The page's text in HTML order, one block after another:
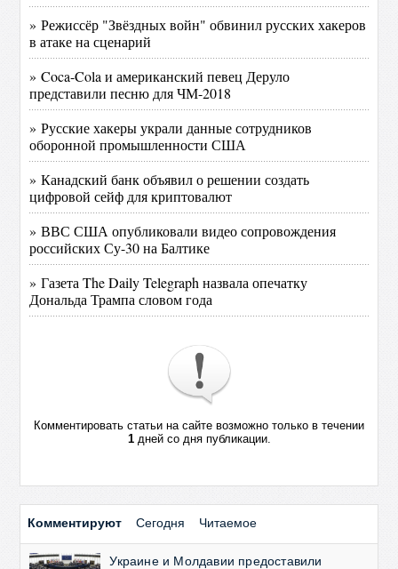
» Режиссёр "Звёздных войн" обвинил русских хакеров
в атаке на сценарий
» Coca-Cola и американский певец Деруло
представили песню для ЧМ-2018
» Русские хакеры украли данные сотрудников
оборонной промышленности США
» Канадский банк объявил о решении создать
цифровой сейф для криптовалют
» ВВС США опубликовали видео сопровождения
российских Су-30 на Балтике
» Газета The Daily Telegraph назвала опечатку
Дональда Трампа словом года
Комментировать статьи на сайте возможно только в течении
1дней со дня публикации.
Комментируют Сегодня Читаемое
Украине и Молдавии предоставили